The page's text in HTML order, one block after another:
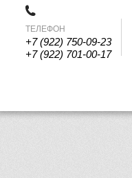
ТЕЛЕФОН
+7 (922) 750-09-23
+7 (922) 701-00-17